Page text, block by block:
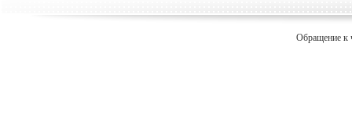
Обращение к